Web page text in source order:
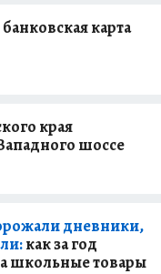
карта
края
шоссе
дневники,
как за год
школьные товары